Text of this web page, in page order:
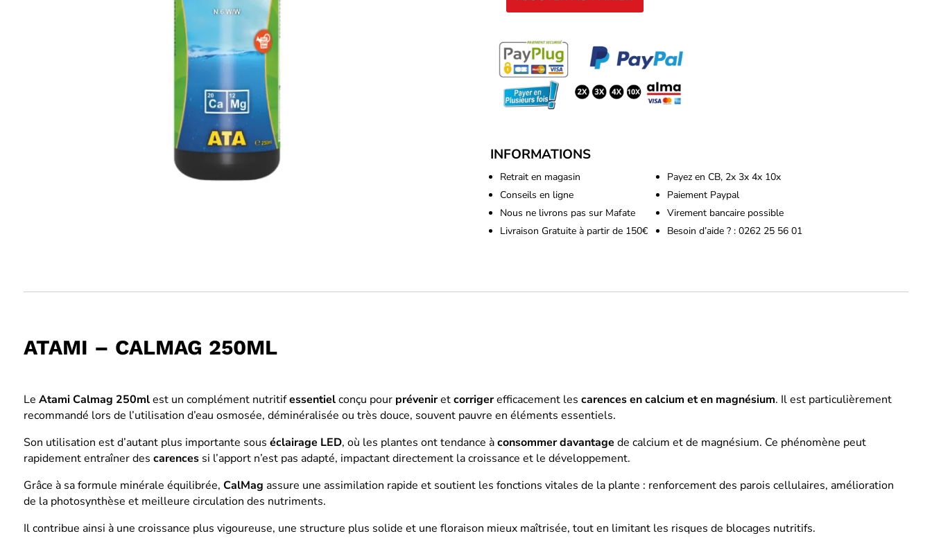
quantité
Calmag
INFORMATIONS
Retrait en magasin
Conseils en ligne
Nous ne livrons pas sur Mafate
Livraison Gratuite à partir de 150€
Payez en CB, 2x 3x 4x 10x
Paiement Paypal
Virement bancaire possible
Besoin d’aide ? : 0262 25 56 01
ATAMI – CALMAG 250ML
Le Atami Calmag 250mlest un complément nutritifessentielconçu pour préveniretcorrigerefficacement les carences en calcium et en magnésium. Il est particulièrement
recommandé lors de l’utilisation d’eau osmosée, déminéralisée ou très douce, souvent pauvre en éléments essentiels.
Son utilisation est d’autant plus importante sous éclairage LED, où les plantes ont tendance àconsommer davantage de calcium et de magnésium. Ce phénomène peut
rapidement entraîner des carencessi l’apport n’est pas adapté, impactant directement la croissance et le développement.
Grâce à sa formule minérale équilibrée, CalMag assure une assimilation rapide et soutient les fonctions vitales de la plante : renforcement des parois cellulaires, amélioration
de la photosynthèse et meilleure circulation des nutriments.
Il contribue ainsi à une croissance plus vigoureuse, une structure plus solide et une floraison mieux maîtrisée, tout en limitant les risques de blocages nutritifs.